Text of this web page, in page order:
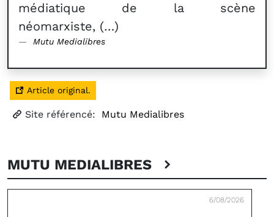
médiatique de la scène
néomarxiste, (…)
Mutu Medialibres
Article original.
Site référencé: Mutu Medialibres
MUTU MEDIALIBRES
6/08/2026